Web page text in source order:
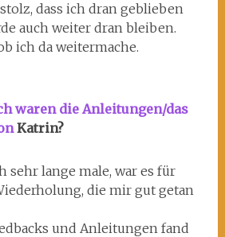
dass ich dran geblieben
auch weiter dran bleiben.
ich da weitermache.
waren die Anleitungen/das
Katrin?
sehr lange male, war es für
die mir gut getan
und Anleitungen fand